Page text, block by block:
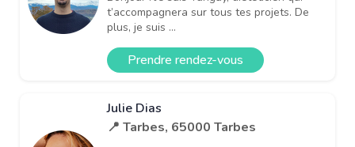
t’accompagnera sur tous tes projets. De
plus, je suis ...
Prendre rendez-vous
Julie Dias
📍 Tarbes, 65000 Tarbes